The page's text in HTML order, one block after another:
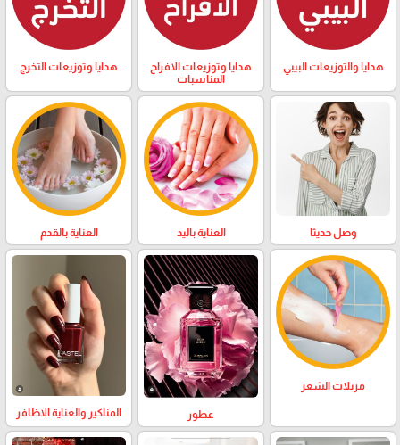
هدايا والتوزيعات البيبي
هدايا وتوزيعات الافراح
المناسبات
هدايا وتوزيعات التخرج
وصل حديثا العناية باليد العناية بالقدم
مزيلات الشعر
عطور المناكير والعناية الاظافر